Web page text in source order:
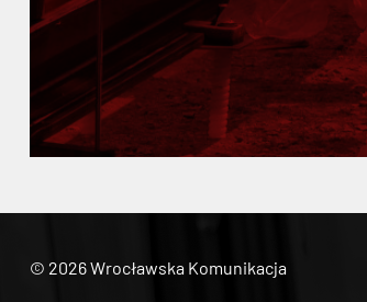
© 2026 Wrocławska Komunikacja